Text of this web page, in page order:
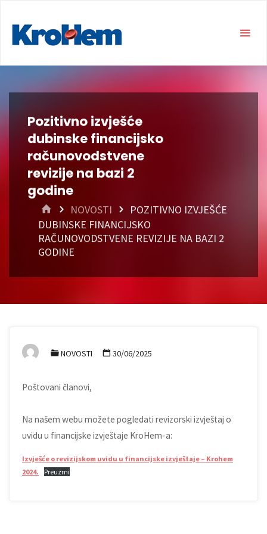
Pozitivno izvješće
dubinske financijsko
računovodstvene
revizije na bazi 2
godine
HOMENOVOSTI
POZITIVNO IZVJEŠĆE
DUBINSKE FINANCIJSKO
RAČUNOVODSTVENE REVIZIJE NA BAZI 2
GODINE
NOVOSTI 30/06/2025
Poštovani članovi,
Na našem webu možete pogledati revizorski izvještaj o
uvidu u financijske izvještaje KroHem-a:
Izvješće o revizijskom uvidu u financijske izvještaje – Krohem
2024.
Preuzmi